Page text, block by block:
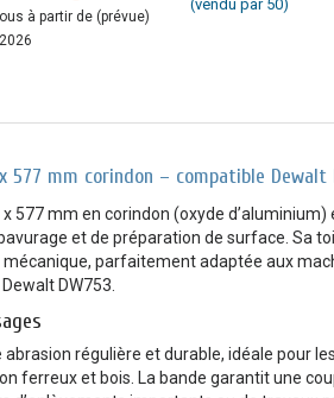
à partir de (prévue)
(vendu par 50)
577 mm corindon – compatible Dewalt
577 mm en corindon (oxyde
et de préparation de surface. Sa
parfaitement adaptée aux
DW753.
régulière et durable, idéale pour
ferreux et bois. La bande garantit une